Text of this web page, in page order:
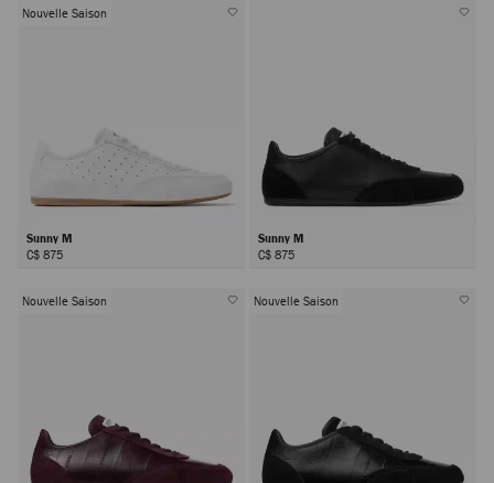
Nouvelle Saison
Sunny M
C$ 875
Sunny M
C$ 875
Nouvelle Saison Nouvelle Saison